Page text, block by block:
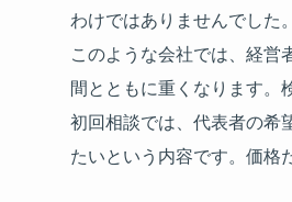
わけではありませんでした
このような会社では、経営
間とともに重くなります。
初回相談では、代表者の希
たいという内容です。価格